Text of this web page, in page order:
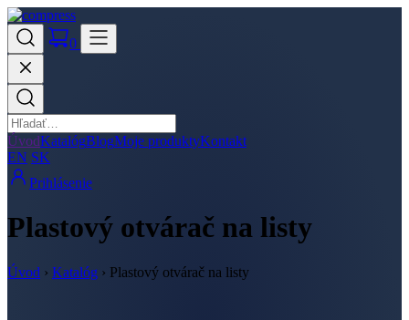
0
ÚvodKatalógBlogMoje produktyKontakt
EN SK
Prihlásenie
Plastový otvárač na listy
Úvod › Katalóg › Plastový otvárač na listy